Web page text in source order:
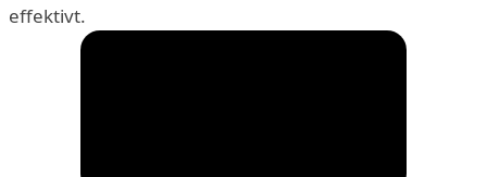
effektivt.